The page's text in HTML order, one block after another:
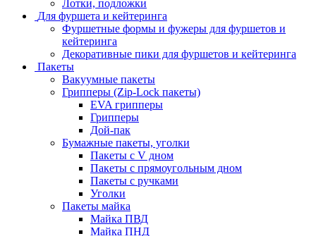
Лотки, подложки
Для фуршета и кейтеринга
Фуршетные формы и фужеры для фуршетов и
кейтеринга
Декоративные пики для фуршетов и кейтеринга
Пакеты
Вакуумные пакеты
Грипперы (Zip-Lock пакеты)
EVA грипперы
Грипперы
Дой-пак
Бумажные пакеты, уголки
Пакеты с V дном
Пакеты с прямоугольным дном
Пакеты с ручками
Уголки
Пакеты майка
Майка ПВД
Майка ПНД